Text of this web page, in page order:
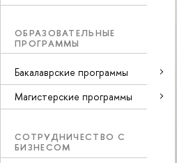
ОБРАЗОВАТЕЛЬНЫЕ
ПРОГРАММЫ
Бакалаврские программы
Магистерские программы
СОТРУДНИЧЕСТВО С
БИЗНЕСОМ